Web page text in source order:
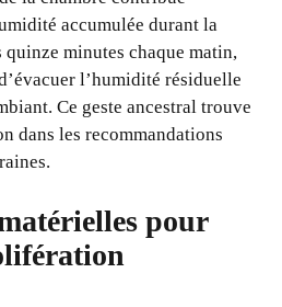
accumulée durant la
minutes chaque matin,
l’humidité résiduelle
Ce geste ancestral trouve
dans les recommandations
pour